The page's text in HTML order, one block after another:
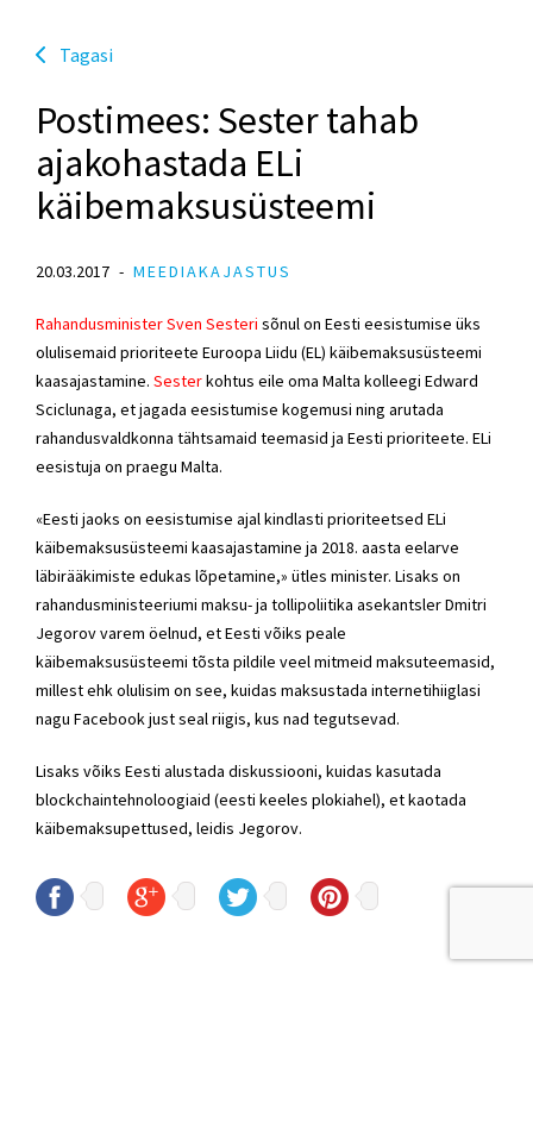
Tagasi
Postimees: Sester tahab
ajakohastada ELi
käibemaksusüsteemi
20.03.2017 MEEDIAKAJASTUS
Rahandusminister Sven Sesteri sõnul on Eesti eesistumise üks
olulisemaid prioriteete Euroopa Liidu (EL) käibemaksusüsteemi
kaasajastamine. Sesterkohtus eile oma Malta kolleegi Edward
Sciclunaga, et jagada eesistumise kogemusi ning arutada
rahandusvaldkonna tähtsamaid teemasid ja Eesti prioriteete. ELi
eesistuja on praegu Malta.
«Eesti jaoks on eesistumise ajal kindlasti prioriteetsed ELi
käibemaksusüsteemi kaasajastamine ja 2018. aasta eelarve
läbirääkimiste edukas lõpetamine,» ütles minister. Lisaks on
rahandusministeeriumi maksu- ja tollipoliitika asekantsler Dmitri
Jegorov varem öelnud, et Eesti võiks peale
käibemaksusüsteemi tõsta pildile veel mitmeid maksuteemasid,
millest ehk olulisim on see, kuidas maksustada internetihiiglasi
nagu Facebook just seal riigis, kus nad tegutsevad.
Lisaks võiks Eesti alustada diskussiooni, kuidas kasutada
blockchaintehnoloogiaid (eesti keeles plokiahel), et kaotada
käibemaksupettused, leidis Jegorov.